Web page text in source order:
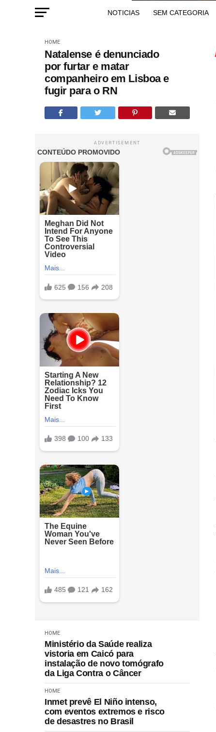
NOTICIAS SEM CATEGORIA
HOME
Natalense é denunciado
por furtar e matar
companheiro em Lisboa e
fugir para o RN
ADVERTISEMENT
HOME
Ministério da Saúde realiza
vistoria em Caicó para
instalação de novo tomógrafo
da Liga Contra o Câncer
HOME
Inmet prevê El Niño intenso,
com eventos extremos e risco
de desastres no Brasil